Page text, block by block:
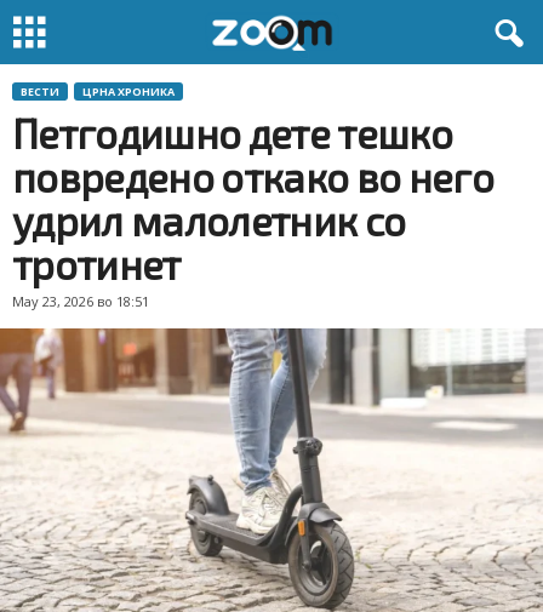
ВЕСТИ ЦРНА ХРОНИКА
Петгодишно дете тешко
повредено откако во него
удрил малолетник со
тротинет
May 23, 2026 во 18:51